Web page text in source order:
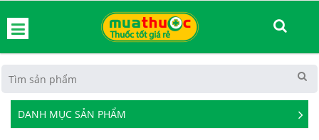
DANH MỤC SẢN PHẨM
See